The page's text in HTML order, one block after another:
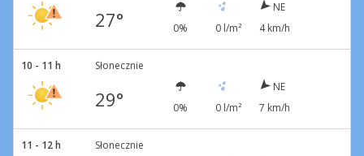
27° 0% 0 l/m²
NE
4 km/h
10 - 11 h Słonecznie
29° 0% 0 l/m²
NE
7 km/h
11 - 12 h Słonecznie